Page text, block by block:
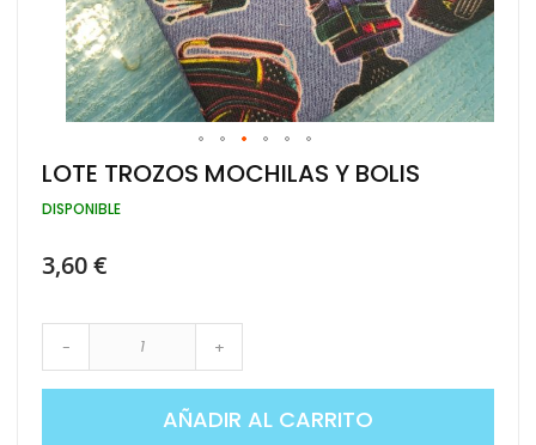
Saltar
al
comienzo
galería
LOTE TROZOS MOCHILAS Y BOLIS
DISPONIBLE
3,60 €
- +
AÑADIR AL CARRITO